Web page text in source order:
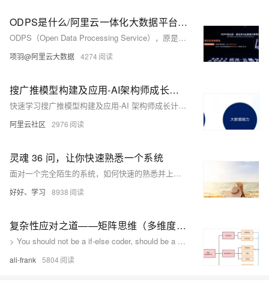
ODPS是什么/阿里云一体化大数据平台ODPS的前世今生
ODPS（Open Data Processing Service），原是阿里云从 09年开始自研的大规模批量计算引擎，2016 年更名为MaxCompute。2022云栖大会上，阿里云ODPS全新升级为一体化大数据平台，存储、调度、元数据一体化融合 ，从 Processing 升级为 Platform，即 Open Data Platform and Service。提供了离线计算、实时交互式分析、机器学习等可扩展的智能计算引擎，满足用户多元化数据计算需求。
项羽@阿里云大数据 4274
搜广推模型构建及应用-AI架构师成长计划(二）|学习笔记
快速学习搜广推模型构建及应用-AI 架构师成长计划(二）。
阿里云社区 2976
灵魂 36 问，让你快速熟悉一个系统
面对一个完全陌生的系统，如何快速的熟悉并上手？本文将从三个方面进行总结，提供一个系统的方法，同时也可以用来 review 已有的系统，查漏补缺。
好好、学习 8938
复杂性应对之道——矩阵思维（多维度思考）
> You should not be a if-else coder, should be a complexity conquer. -Frank # 前言 这篇文章，是对之前我在[《一文教会你如何写复杂业务代码》](https://www.atatech.org/articles/146064)说的“自上而下的结构化分解 + 自下而上的抽象建模”方法论的升级。因为在之前的方法论中，我
ali-frank 5804